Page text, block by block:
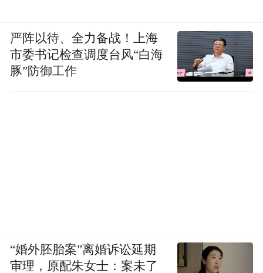
严阵以待、全力备战！上海
市委书记检查调度台风“白海
豚”防御工作
“婚外胚胎案”离婚诉讼延期
审理，原配朱女士：案未了